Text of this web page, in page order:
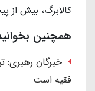
کالابرگ، بیش
همچنین
خبرگان رهبری:
فقیه است